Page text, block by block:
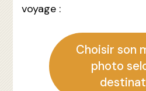
voyage :
Choisir son
photo